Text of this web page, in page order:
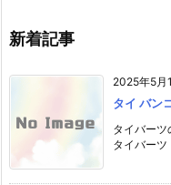
新着記事
2025年5月
タイ バン
タイバー
タイバーツ